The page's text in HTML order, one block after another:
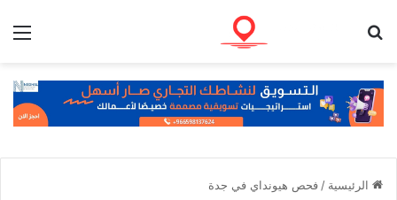
الرئيسية / فحص هيونداي في جدة